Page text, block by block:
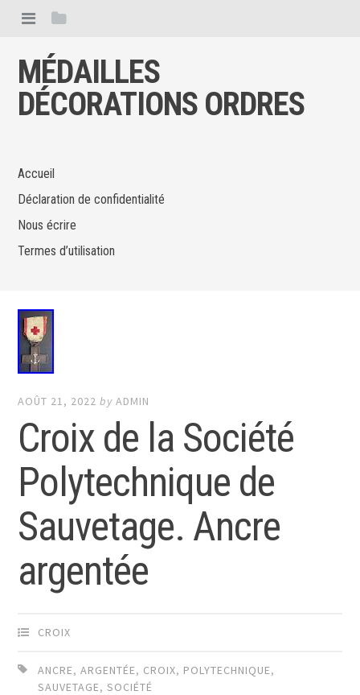
MÉDAILLES
DÉCORATIONS ORDRES
Accueil
Déclaration de confidentialité
Nous écrire
Termes d’utilisation
AOÛT 21, 2022 byADMIN
Croix de la Société
Polytechnique de
Sauvetage. Ancre
argentée
CROIX
ANCRE,ARGENTÉE, CROIX, POLYTECHNIQUE,
SAUVETAGE,SOCIÉTÉ